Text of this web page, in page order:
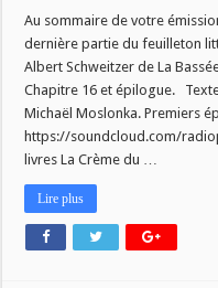
Au sommaire de votre
dernière partie du feuilleton
Albert Schweitzer de La
Chapitre 16 et épilogue.
Michaël Moslonka. Premiers
https://soundcloud.com/
livres La Crème du …
Lire plus